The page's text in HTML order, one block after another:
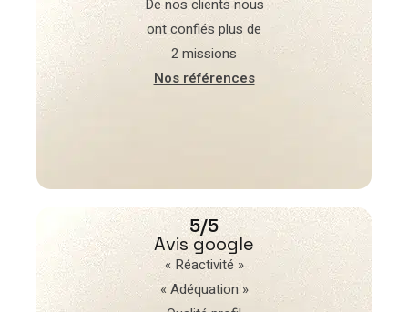
De nos clients nous
ont confiés plus de
2 missions
Nos références
5/5
Avis google
« Réactivité »
« Adéquation »